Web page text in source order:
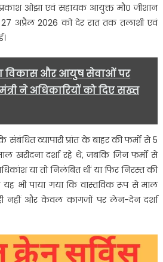
लाख
सरेंडर
ओझा एवं सहायक आयुक्त मौ० जीशान
अप्रैल 2026 को देर रात तक तलाशी एवं
विकास और आयुष सेवाओं पर
ने अधिकारियों को दिए सख्त
व्यापारी प्रांत के बाहर की फर्मों से 5
खरीदना दर्शा रहे थे, जबकि जिन फर्मों से
या तो निलंबित थीं या फिर निरस्त की
भी पाया गया कि वास्तविक रूप से माल
नहीं और केवल कागजों पर लेन-देन दर्शा